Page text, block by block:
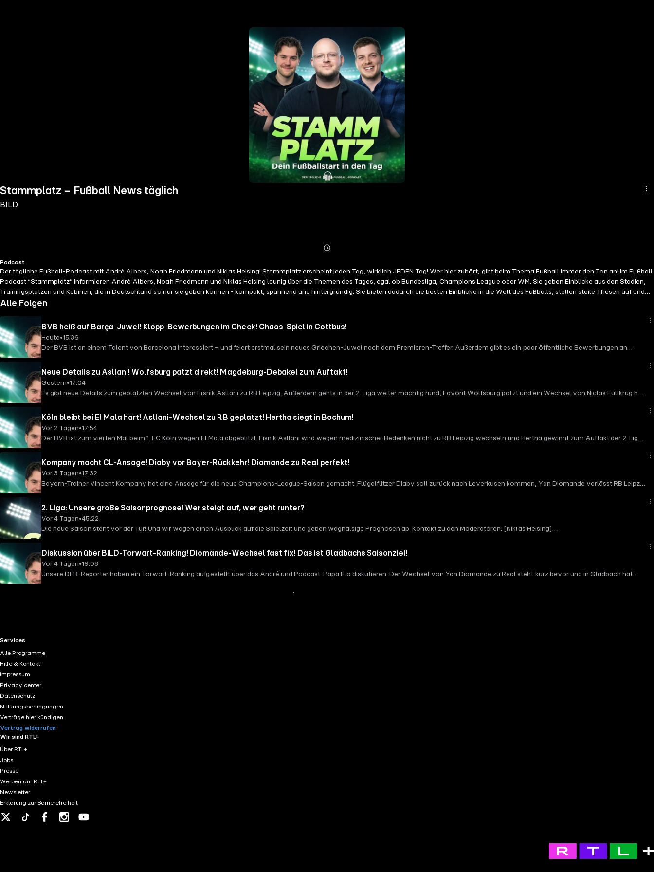
Stammplatz – Fußball News täglich
BILD
Mehr
Podcast
Der tägliche Fußball-Podcast mit André Albers, Noah Friedmann und Niklas Heising! Stammplatz erscheint jeden Tag, wirklich JEDEN Tag! Wer hier zuhört, gibt beim Thema Fußball immer den Ton an! Im Fußball
Podcast “Stammplatz” informieren André Albers, Noah Friedmann und Niklas Heising launig über die Themen des Tages, egal ob Bundesliga, Champions League oder WM. Sie geben Einblicke aus den Stadien,
Trainingsplätzen und Kabinen, die in Deutschland so nur sie geben können - kompakt, spannend und hintergründig. Sie bieten dadurch die besten Einblicke in die Welt des Fußballs, stellen steile Thesen auf und
bieten interessante Diskussionen zur schönsten Nebensache der Welt – dem Fußball. “Stammplatz” ist ein Muss für jeden Fußballinteressierten und genau der Start in den Tag, den jeder Fan braucht! Du
Alle Folgen
BVB heiß auf Barça-Juwel! Klopp-Bewerbungen im Check! Chaos-Spiel in Cottbus!
Heute•15:36
Der BVB ist an einem Talent von Barcelona interessiert – und feiert erstmal sein neues Griechen-Juwel nach dem Premieren-Treffer. Außerdem gibt es ein paar öffentliche Bewerbungen an
Neue Details zu Asllani! Wolfsburg patzt direkt! Magdeburg-Debakel zum Auftakt!
Gestern•17:04
Es gibt neue Details zum geplatzten Wechsel von Fisnik Asllani zu RB Leipzig. Außerdem gehts in der 2. Liga weiter mächtig rund, Favorit Wolfsburg patzt und ein Wechsel von Niclas Füllkrug hat
Köln bleibt bei El Mala hart! Asllani-Wechsel zu RB geplatzt! Hertha siegt in Bochum!
Vor 2 Tagen•17:54
Der BVB ist zum vierten Mal beim 1. FC Köln wegen El Mala abgeblitzt. Fisnik Asllani wird wegen medizinischer Bedenken nicht zu RB Leipzig wechseln und Hertha gewinnt zum Auftakt der 2. Liga
Kompany macht CL-Ansage! Diaby vor Bayer-Rückkehr! Diomande zu Real perfekt!
Vor 3 Tagen•17:32
Bayern-Trainer Vincent Kompany hat eine Ansage für die neue Champions-League-Saison gemacht. Flügelflitzer Diaby soll zurück nach Leverkusen kommen, Yan Diomande verlässt RB Leipzig
2. Liga: Unsere große Saisonprognose! Wer steigt auf, wer geht runter?
Vor 4 Tagen•45:22
Die neue Saison steht vor der Tür! Und wir wagen einen Ausblick auf die Spielzeit und geben waghalsige Prognosen ab. Kontakt zu den Moderatoren: [Niklas Heising]
Diskussion über BILD-Torwart-Ranking! Diomande-Wechsel fast fix! Das ist Gladbachs Saisonziel!
Vor 4 Tagen•19:08
Unsere DFB-Reporter haben ein Torwart-Ranking aufgestellt über das André und Podcast-Papa Flo diskutieren. Der Wechsel von Yan Diomande zu Real steht kurz bevor und in Gladbach hat
RTL+ useful links.
Services
Alle Programme
Hilfe & Kontakt
Impressum
Privacy center
Datenschutz
Nutzungsbedingungen
Verträge hier kündigen
Vertrag widerrufen
Wir sind RTL+
Über RTL+
Jobs
Presse
Werben auf RTL+
Newsletter
Erklärung zur Barrierefreiheit
Tiktok FacebookInstagram